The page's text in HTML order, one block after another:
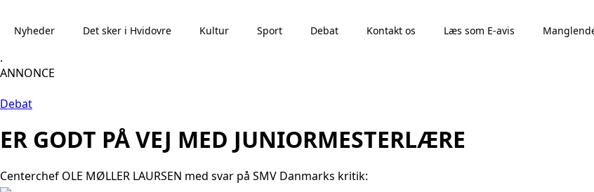
Nyheder Det sker i Hvidovre Kultur Sport Debat Kontakt os Læs som E-avis
.
ANNONCE
Debat
ER GODT PÅ VEJ MED JUNIORMESTERLÆRE
Centerchef OLE MØLLER LAURSEN med svar på SMV Danmarks kritik: